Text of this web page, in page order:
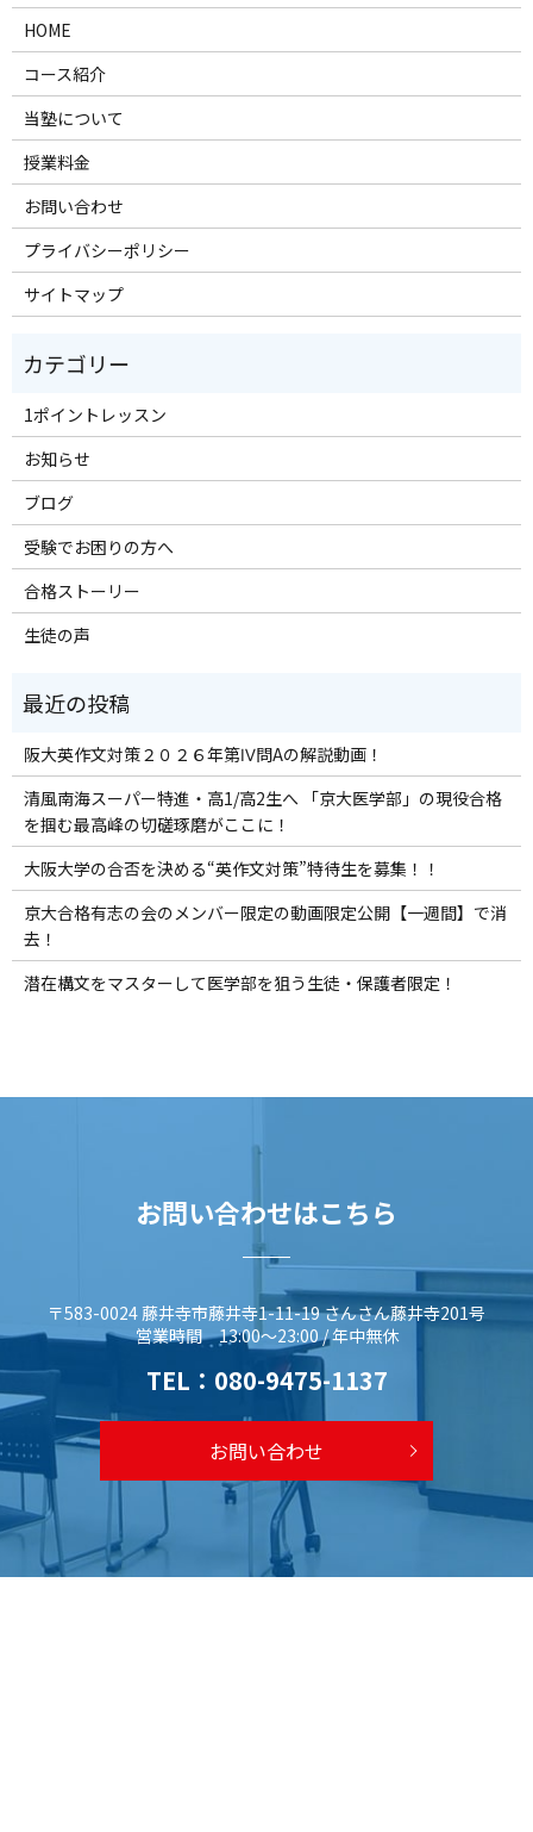
HOME
コース紹介
当塾について
授業料金
お問い合わせ
プライバシーポリシー
サイトマップ
1ポイントレッスン
お知らせ
ブログ
受験でお困りの方へ
合格ストーリー
生徒の声
阪大英作文対策２０２６年第Ⅳ問Aの解説動画！
清風南海スーパー特進・高1/高2生へ 「京大医学部」の現役合格
を掴む最高峰の切磋琢磨がここに！
大阪大学の合否を決める“英作文対策”特待生を募集！！
京大合格有志の会のメンバー限定の動画限定公開【一週間】で消
去！
潜在構文をマスターして医学部を狙う生徒・保護者限定！
お問い合わせはこちら
〒583-0024 藤井寺市藤井寺1-11-19 さんさん藤井寺201号
営業時間 13:00～23:00 / 年中無休
TEL： 080-9475-1137
お問い合わせ